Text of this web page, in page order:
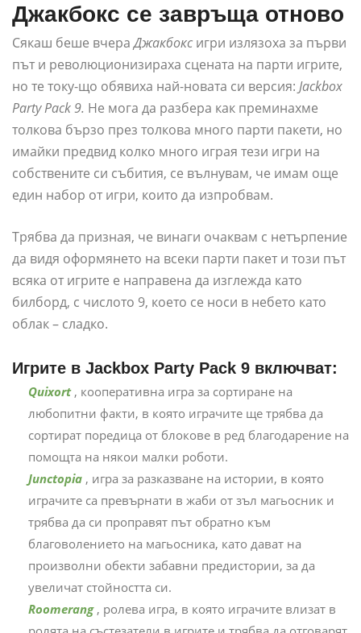
Джакбокс се завръща отново
Сякаш беше вчераДжакбокс игри излязоха за първи
път и революционизираха сцената на парти игрите,
но те току-що обявиха най-новата си версия: Jackbox
Party Pack 9. Не мога да разбера как преминахме
толкова бързо през толкова много парти пакети, но
имайки предвид колко много играя тези игри на
собствените си събития, се вълнувам, че имам още
един набор от игри, които да изпробвам.
Трябва да призная, че винаги очаквам с нетърпение
да видя оформянето на всеки парти пакет и този път
всяка от игрите е направена да изглежда като
билборд, с числото 9, което се носи в небето като
облак – сладко.
Игрите в Jackbox Party Pack 9 включват:
Quixort , кооперативна игра за сортиране на
любопитни факти, в която играчите ще трябва да
сортират поредица от блокове в ред благодарение на
помощта на някои малки роботи.
Junctopia , игра за разказване на истории, в която
играчите са превърнати в жаби от зъл магьосник и
трябва да си проправят път обратно към
благоволението на магьосника, като дават на
произволни обекти забавни предистории, за да
увеличат стойността си.
Roomerang , ролева игра, в която играчите влизат в